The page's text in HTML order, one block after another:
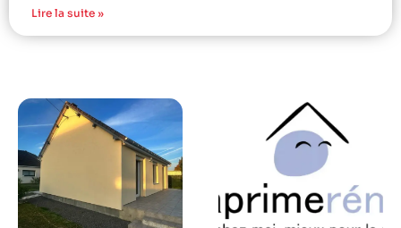
Lire la suite »